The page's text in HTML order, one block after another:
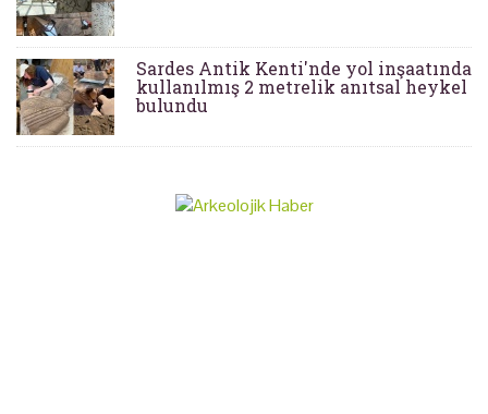
Sardes Antik Kenti'nde yol inşaatında
kullanılmış 2 metrelik anıtsal heykel
bulundu